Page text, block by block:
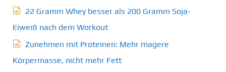
22 Gramm Whey besser als 200 Gramm Soja-
Eiweiß nach dem Workout
Zunehmen mit Proteinen: Mehr magere
Körpermasse, nicht mehr Fett